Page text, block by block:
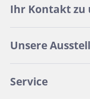
Ihr Kontakt zu
Unsere
Service